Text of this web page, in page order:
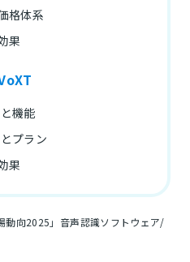
格体系
果
機能
プラン
果
向2025」音声認識ソフトウェア/